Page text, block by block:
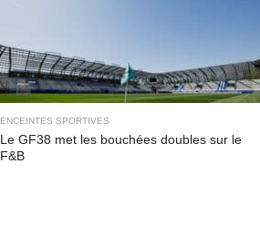
ENCEINTES SPORTIVES
Le GF38 met les bouchées doubles sur le
F&B